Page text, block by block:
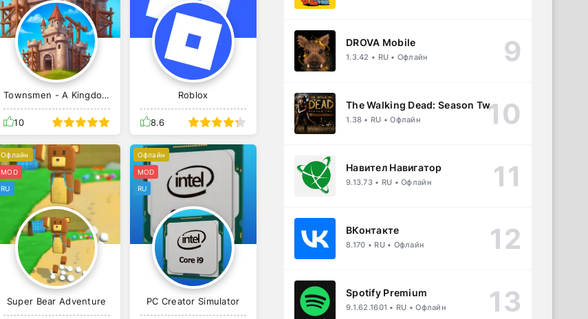
Townsmen - A Kingdom Rebuilt
10
Roblox
8.6
Офлайн
MOD
RU
Super Bear Adventure
Офлайн
MOD
RU
PC Creator Simulator
DROVA Mobile
1.3.42 • RU • Офлайн
The Walking Dead: Season Two
1.38 • RU • Офлайн
Навител Навигатор
9.13.73 • RU • Офлайн
ВКонтакте
8.170 • RU • Офлайн
Spotify Premium
9.1.62.1601 • RU • Офлайн